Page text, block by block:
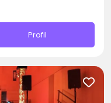
Profil